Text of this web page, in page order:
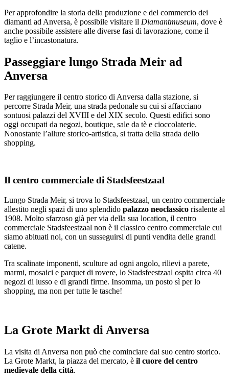
Per approfondire la storia della produzione e del commercio dei
diamanti ad Anversa, è possibile visitare il Diamantmuseum, dove è
anche possibile assistere alle diverse fasi di lavorazione, come il
taglio e l’incastonatura.
Passeggiare lungo Strada Meir ad
Anversa
Per raggiungere il centro storico di Anversa dalla stazione, si
percorre Strada Meir, una strada pedonale su cui si affacciano
sontuosi palazzi del XVIII e del XIX secolo. Questi edifici sono
oggi occupati da negozi, boutique, sale da tè e cioccolaterie.
Nonostante l’allure storico-artistica, si tratta della strada dello
shopping.
Il centro commerciale di Stadsfeestzaal
Lungo Strada Meir, si trova lo Stadsfeestzaal, un centro commerciale
allestito negli spazi di uno splendido palazzo neoclassico risalente al
1908. Molto sfarzoso già per via della sua location, il centro
commerciale Stadsfeestzaal non è il classico centro commerciale cui
siamo abituati noi, con un susseguirsi di punti vendita delle grandi
catene.
Tra scalinate imponenti, sculture ad ogni angolo, rilievi a parete,
marmi, mosaici e parquet di rovere, lo Stadsfeestzaal ospita circa 40
negozi di lusso e di grandi firme. Insomma, un posto sì per lo
shopping, ma non per tutte le tasche!
La Grote Markt di Anversa
La visita di Anversa non può che cominciare dal suo centro storico.
La Grote Markt, la piazza del mercato, è il cuore del centro
medievale della città.